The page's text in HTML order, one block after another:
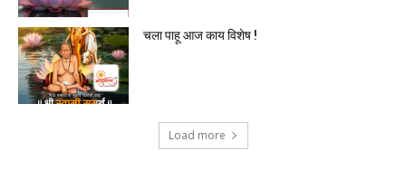
चला पाहू आज काय विशेष !
Load more